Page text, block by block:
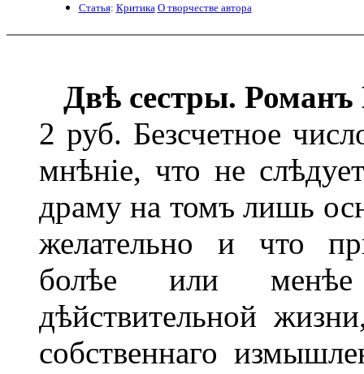
Статья: Критика О творчестве автора
Двѣ сестры.
2 руб. Безсчетное
мнѣніе, что не
драму на томъ лишь
желательно и что
болѣе или
дѣйствительной
собственнаго